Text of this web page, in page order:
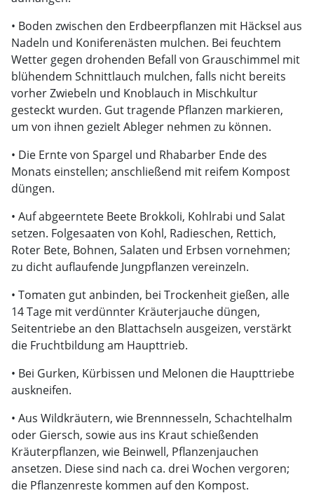
• Boden zwischen den Erdbeerpflanzen mit Häcksel aus
Nadeln und Koniferenästen mulchen. Bei feuchtem
Wetter gegen drohenden Befall von Grauschimmel mit
blühendem Schnittlauch mulchen, falls nicht bereits
vorher Zwiebeln und Knoblauch in Mischkultur
gesteckt wurden. Gut tragende Pflanzen markieren,
um von ihnen gezielt Ableger nehmen zu können.
• Die Ernte von Spargel und Rhabarber Ende des
Monats einstellen; anschließend mit reifem Kompost
düngen.
• Auf abgeerntete Beete Brokkoli, Kohlrabi und Salat
setzen. Folgesaaten von Kohl, Radieschen, Rettich,
Roter Bete, Bohnen, Salaten und Erbsen vornehmen;
zu dicht auflaufende Jungpflanzen vereinzeln.
• Tomaten gut anbinden, bei Trockenheit gießen, alle
14 Tage mit verdünnter Kräuterjauche düngen,
Seitentriebe an den Blattachseln ausgeizen, verstärkt
die Fruchtbildung am Haupttrieb.
• Bei Gurken, Kürbissen und Melonen die Haupttriebe
auskneifen.
• Aus Wildkräutern, wie Brennnesseln, Schachtelhalm
oder Giersch, sowie aus ins Kraut schießenden
Kräuterpflanzen, wie Beinwell, Pflanzenjauchen
ansetzen. Diese sind nach ca. drei Wochen vergoren;
die Pflanzenreste kommen auf den Kompost.